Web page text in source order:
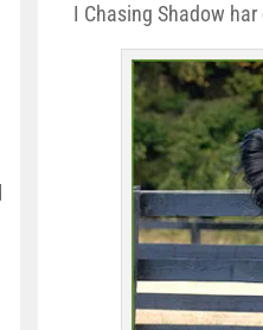
I Chasing Shadow